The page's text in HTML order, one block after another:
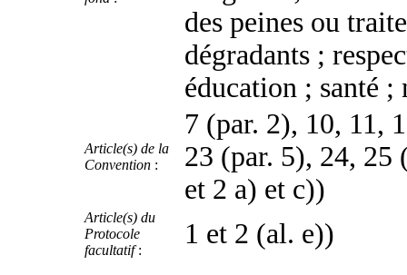
des peines ou
dégradants ;
éducation ; santé ;
Article(s) de la
Convention :
7 (par. 2), 10, 11,
23 (par. 5), 24, 25
et 2 a) et c))
Article(s) du
Protocole
facultatif:
1 et 2 (al. e))